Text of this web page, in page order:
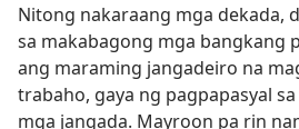
Nitong nakaraang mga dekada,
sa makabagong mga bangkang
ang maraming jangadeiro na
trabaho, gaya ng pagpapasyal
mga jangada. Mayroon pa rin